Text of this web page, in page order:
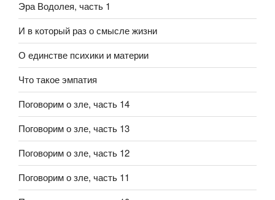
Эра Водолея, часть 1
И в который раз о смысле жизни
О единстве психики и материи
Что такое эмпатия
Поговорим о зле, часть 14
Поговорим о зле, часть 13
Поговорим о зле, часть 12
Поговорим о зле, часть 11